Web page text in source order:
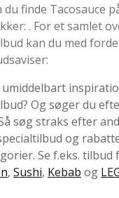
finde Tacosauce
. For et samlet
kan du med
umiddelbart
Og søger du
søg straks efter
og
Se f.eks. tilbud
, Sushi, Kebab og